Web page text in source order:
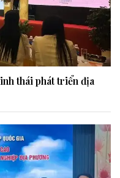
thái phát triển địa